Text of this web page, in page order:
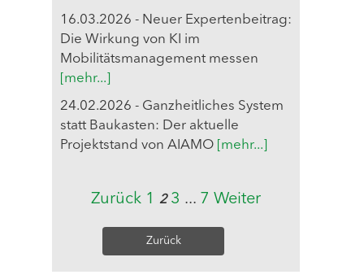
16.03.2026 - Neuer Expertenbeitrag:
Die Wirkung von KI im
Mobilitätsmanagement messen
[mehr...]
24.02.2026 - Ganzheitliches System
statt Baukasten: Der aktuelle
Projektstand von AIAMO [mehr...]
Zurück 1 2 3 ... 7 Weiter
Zurück